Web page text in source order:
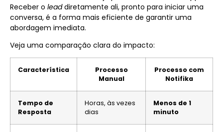
Receber o leaddiretamente ali, pronto para iniciar uma
conversa, é a forma mais eficiente de garantir uma
abordagem imediata.
Veja uma comparação clara do impacto:
Característica
Processo
Manual
Processo com
Notifika
Tempo de
Resposta
Horas, às vezes
dias
Menos de 1
minuto